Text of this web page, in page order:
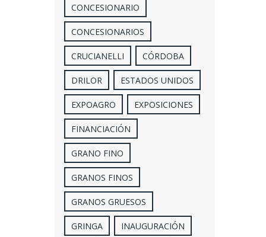
CONCESIONARIO
CONCESIONARIOS
CRUCIANELLI CÓRDOBA
DRILOR ESTADOS UNIDOS
EXPOAGRO EXPOSICIONES
FINANCIACIÓN
GRANO FINO
GRANOS FINOS
GRANOS GRUESOS
GRINGA INAUGURACIÓN